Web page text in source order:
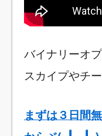
バイナリーオ
スカイプやチ
まずは３日間